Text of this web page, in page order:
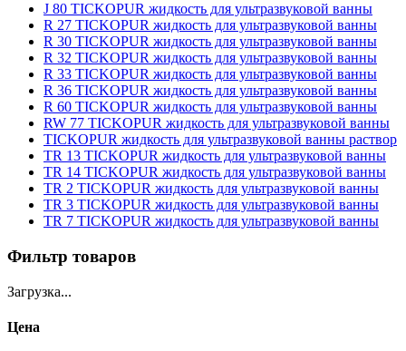
J 80 TICKOPUR жидкость для ультразвуковой ванны
R 27 TICKOPUR жидкость для ультразвуковой ванны
R 30 TICKOPUR жидкость для ультразвуковой ванны
R 32 TICKOPUR жидкость для ультразвуковой ванны
R 33 TICKOPUR жидкость для ультразвуковой ванны
R 36 TICKOPUR жидкость для ультразвуковой ванны
R 60 TICKOPUR жидкость для ультразвуковой ванны
RW 77 TICKOPUR жидкость для ультразвуковой ванны
TICKOPUR жидкость для ультразвуковой ванны раствор
TR 13 TICKOPUR жидкость для ультразвуковой ванны
TR 14 TICKOPUR жидкость для ультразвуковой ванны
TR 2 TICKOPUR жидкость для ультразвуковой ванны
TR 3 TICKOPUR жидкость для ультразвуковой ванны
TR 7 TICKOPUR жидкость для ультразвуковой ванны
Фильтр товаров
Загрузка...
Цена